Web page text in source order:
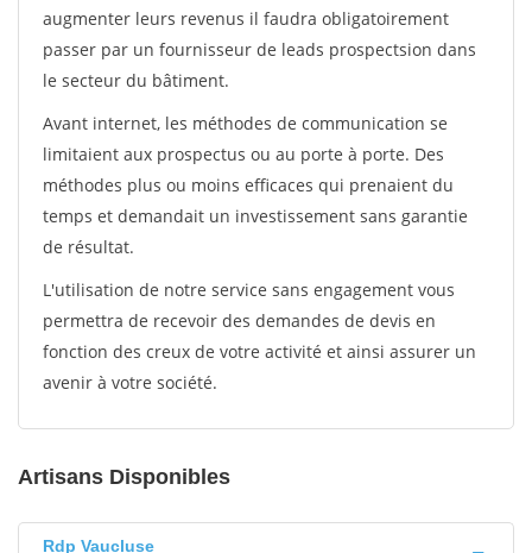
augmenter leurs revenus il faudra obligatoirement
passer par un fournisseur de leads prospectsion dans
le secteur du bâtiment.
Avant internet, les méthodes de communication se
limitaient aux prospectus ou au porte à porte. Des
méthodes plus ou moins efficaces qui prenaient du
temps et demandait un investissement sans garantie
de résultat.
L'utilisation de notre service sans engagement vous
permettra de recevoir des demandes de devis en
fonction des creux de votre activité et ainsi assurer un
avenir à votre société.
Artisans Disponibles
Rdp Vaucluse